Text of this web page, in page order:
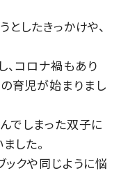
としたきっかけや、
コロナ禍もあり
育児が始まりまし
でしまった双子に
した。
ックや同じように悩